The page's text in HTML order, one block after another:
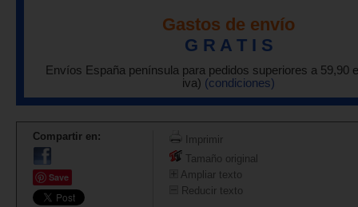
Gastos de envío
G R A T I S
Envíos España península para pedidos superiores a 59,90
iva) (condiciones)
Compartir en:
Save
Imprimir
Tamaño original
Ampliar texto
Reducir texto